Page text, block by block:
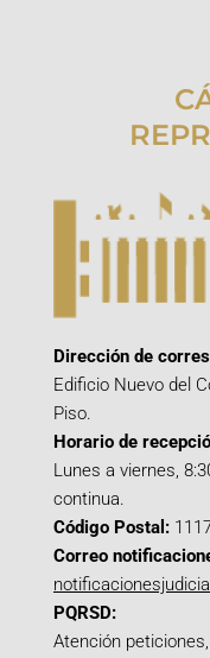
Dirección de
Edificio Nuevo del
Piso.
Horario de
Lunes a viernes,
continua.
Código Postal:
Correo
PQRSD:
Atención